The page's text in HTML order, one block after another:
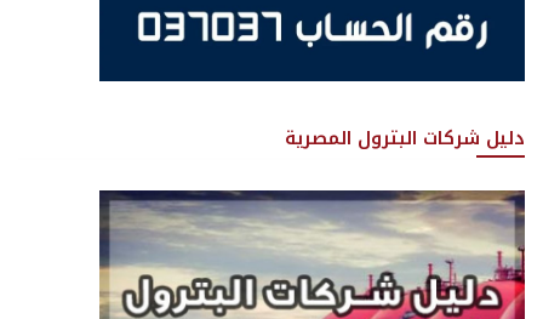
دليل شركات البترول المصرية